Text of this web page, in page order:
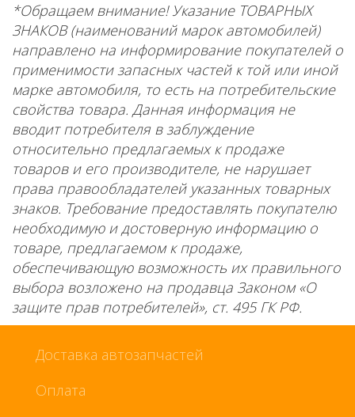
*Обращаем внимание! Указание ТОВАРНЫХ
ЗНАКОВ (наименований марок автомобилей)
направлено на информирование покупателей о
применимости запасных частей к той или иной
марке автомобиля, то есть на потребительские
свойства товара. Данная информация не
вводит потребителя в заблуждение
относительно предлагаемых к продаже
товаров и его производителе, не нарушает
права правообладателей указанных товарных
знаков. Требование предоставлять покупателю
необходимую и достоверную информацию о
товаре, предлагаемом к продаже,
обеспечивающую возможность их правильного
выбора возложено на продавца Законом «О
защите прав потребителей», ст. 495 ГК РФ.
Доставка автозапчастей
Оплата